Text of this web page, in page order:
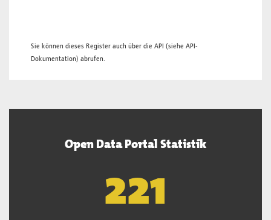
Sie können dieses Register auch über die API (siehe API-
Dokumentation) abrufen.
Open Data Portal Statistik
222